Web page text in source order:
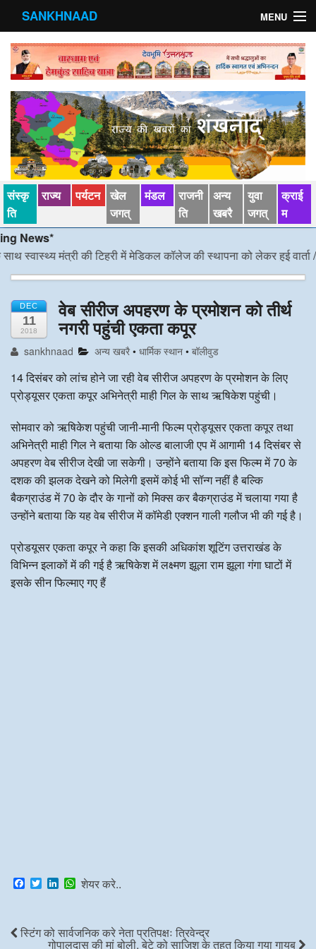
SANKHNAAD MENU
मुख्य पृष्ठ
राज्य
मंडल
संस्कृति
खेल जगत्
पर्यटन
पड़ोसी राज्य
स्वास्‍थ्य
देश विदेश
अन्य खबरै
संस्कृ
ति
राज्य पर्यटन खेल
जगत्
मंडल
राजनी
ति
अन्य
खबरै
युवा
जगत्
क्राई
म
मंत्री की टिहरी में मेडिकल कॉलेज की स्थापना को लेकर हुई वार्ता/*/
DEC
11
2018
वेब सीरीज अपहरण के प्रमोशन को तीर्थ
नगरी पहुंची एकता कपूर
sankhnaad अन्य खबरै •धार्मिक स्थान •बॉलीवुड
14 दिसंबर को लांच होने जा रही वेब सीरीज अपहरण के प्रमोशन के लिए
प्रोड्यूसर एकता कपूर अभिनेत्री माही गिल के साथ ऋषिकेश पहुंची।
सोमवार को ऋषिकेश पहुंची जानी-मानी फिल्म प्रोड्यूसर एकता कपूर तथा
अभिनेत्री माही गिल ने बताया कि ओल्ड बालाजी एप में आगामी 14 दिसंबर से
अपहरण वेब सीरीज देखी जा सकेगी। उन्होंने बताया कि इस फिल्म में 70 के
दशक की झलक देखने को मिलेगी इसमें कोई भी सॉन्ग नहीं है बल्कि
बैकग्राउंड में 70 के दौर के गानों को मिक्स कर बैकग्राउंड में चलाया गया है
उन्होंने बताया कि यह वेब सीरीज में कॉमेडी एक्शन गाली गलौज भी की गई है।
प्रोडयूसर एकता कपूर ने कहा कि इसकी अधिकांश शूटिंग उत्तराखंड के
विभिन्न इलाकों में की गई है ऋषिकेश में लक्ष्मण झूला राम झूला गंगा घाटों में
इसके सीन फिल्माए गए हैं
F
a
b
o
T
w
t
e
L
e
d
W
s
A
शेयर करे..
स्टिंग को सार्वजनिक करे नेता प्रतिपक्षः त्रिवेन्द्र
गोपालदास की मां बोली, बेटे को साजिश के तहत किया गया गायब